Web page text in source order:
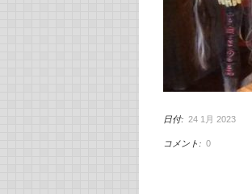
日付: 24 1月 2023
コメント: 0